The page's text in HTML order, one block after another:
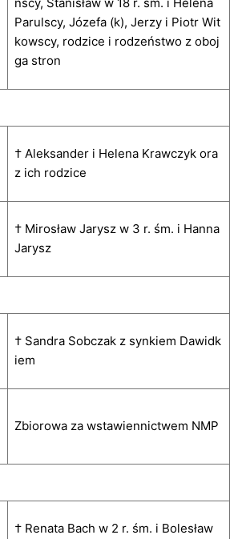
Parulscy, Józefa (k), Jerzy i Piotr Wit
kowscy, rodzice i rodzeństwo z oboj
ga stron
† Aleksander i Helena Krawczyk ora
z ich rodzice
† Mirosław Jarysz w 3 r. śm. i Hanna
Jarysz
† Sandra Sobczak z synkiem Dawidk
iem
Zbiorowa za wstawiennictwem NMP
† Renata Bach w 2 r. śm. i Bolesław